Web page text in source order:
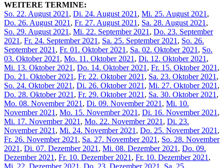
WEITERE TERMINE:
So. 22. August 2021 , Di. 24. August 2021 , Mi. 25. August 2021 ,
Do. 26. August 2021 , Fr. 27. August 2021 , Sa. 28. August 2021 ,
So. 29. August 2021 , Mi. 22. September 2021 , Do. 23. September
2021 , Fr. 24. September 2021 , Sa. 25. September 2021 , So. 26.
September 2021 , Fr. 01. Oktober 2021 , Sa. 02. Oktober 2021 , So.
03. Oktober 2021 , Mo. 11. Oktober 2021 , Di. 12. Oktober 2021 ,
Mi. 13. Oktober 2021 , Do. 14. Oktober 2021 , Fr. 15. Oktober 2021 ,
Do. 21. Oktober 2021 , Fr. 22. Oktober 2021 , Sa. 23. Oktober 2021 ,
So. 24. Oktober 2021 , Di. 26. Oktober 2021 , Mi. 27. Oktober 2021 ,
Do. 28. Oktober 2021 , Fr. 29. Oktober 2021 , Sa. 30. Oktober 2021 ,
Mo. 08. November 2021 , Di. 09. November 2021 , Mi. 10.
November 2021 , Mo. 15. November 2021 , Di. 16. November 2021 ,
Mi. 17. November 2021 , Mo. 22. November 2021 , Di. 23.
November 2021 , Mi. 24. November 2021 , Do. 25. November 2021 ,
Fr. 26. November 2021 , Sa. 27. November 2021 , So. 28. November
2021 , Di. 07. Dezember 2021 , Mi. 08. Dezember 2021 , Do. 09.
Dezember 2021 , Fr. 10. Dezember 2021 , Fr. 10. Dezember 2021 ,